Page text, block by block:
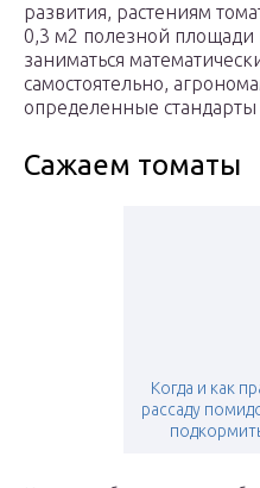
развития, растениям
0,3 м2 полезной площади
заниматься
самостоятельно,
определенные стандарты
Сажаем томаты
Когда и как
рассаду